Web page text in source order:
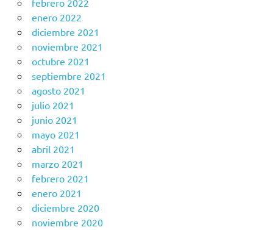
febrero 2022
enero 2022
diciembre 2021
noviembre 2021
octubre 2021
septiembre 2021
agosto 2021
julio 2021
junio 2021
mayo 2021
abril 2021
marzo 2021
febrero 2021
enero 2021
diciembre 2020
noviembre 2020